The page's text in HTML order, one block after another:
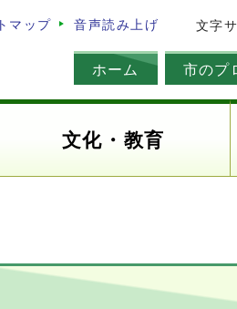
マップ 音声読み上げ 文字
ホーム 市のプ
文化・教育